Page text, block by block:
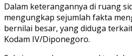
Dalam keterangannya di ruang
mengungkap sejumlah fakta
bernilai besar, yang diduga
Kodam IV/Diponegoro.